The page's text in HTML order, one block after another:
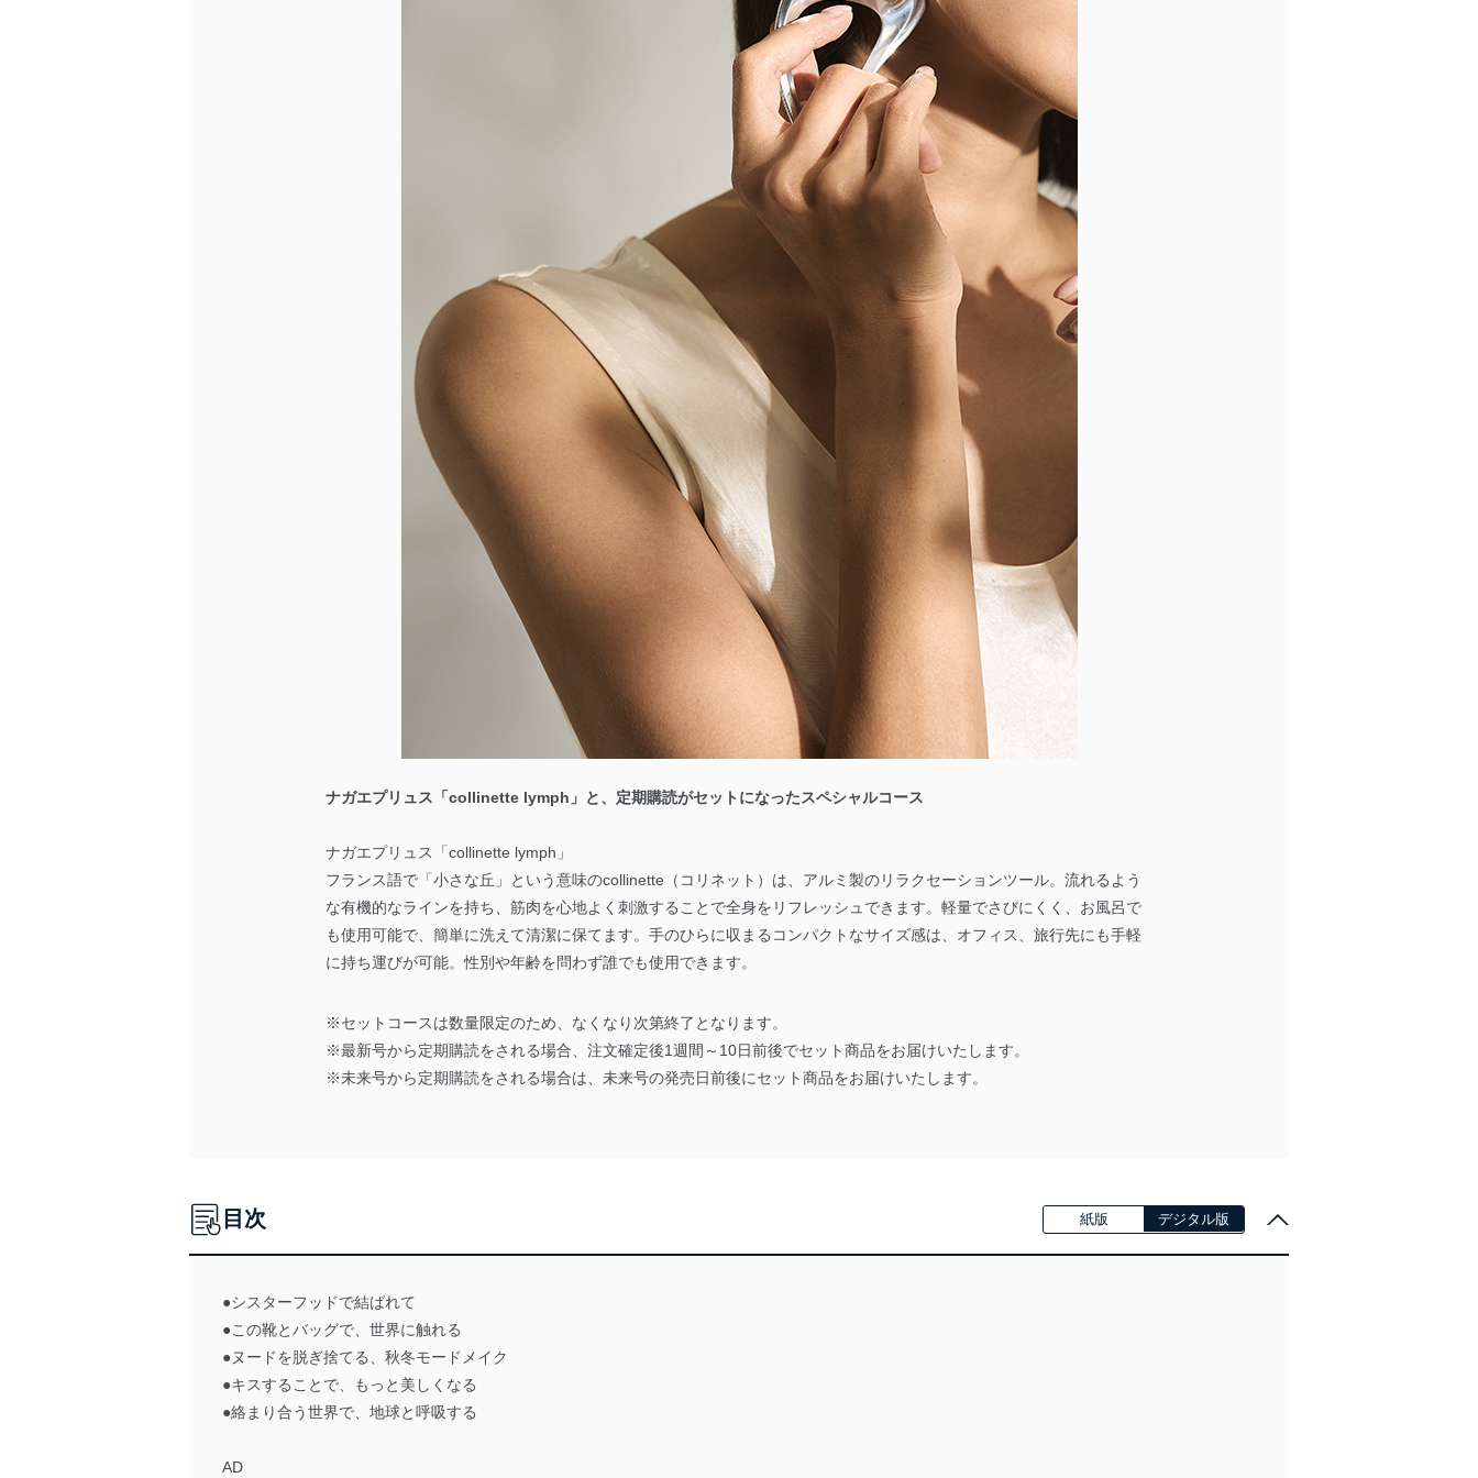
ナガエプリュス「collinette lymph」と、定期購読がセットになったスペシャルコース
ナガエプリュス「collinette lymph」
フランス語で「小さな丘」という意味のcollinette（コリネット）は、アルミ製のリラクセーションツール。流れるよう
な有機的なラインを持ち、筋肉を心地よく刺激することで全身をリフレッシュできます。軽量でさびにくく、お風呂で
も使用可能で、簡単に洗えて清潔に保てます。手のひらに収まるコンパクトなサイズ感は、オフィス、旅行先にも手軽
に持ち運びが可能。性別や年齢を問わず誰でも使用できます。
※セットコースは数量限定のため、なくなり次第終了となります。
※最新号から定期購読をされる場合、注文確定後1週間～10日前後でセット商品をお届けいたします。
※未来号から定期購読をされる場合は、未来号の発売日前後にセット商品をお届けいたします。
目次 紙版 デジタル版
●シスターフッドで結ばれて
●この靴とバッグで、世界に触れる
●ヌードを脱ぎ捨てる、秋冬モードメイク
●キスすることで、もっと美しくなる
●絡まり合う世界で、地球と呼吸する
AD